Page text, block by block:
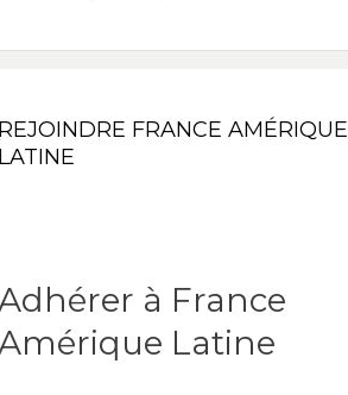
REJOINDRE FRANCE AMÉRIQUE
LATINE
à France
Latine